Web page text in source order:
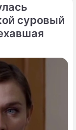
суровый